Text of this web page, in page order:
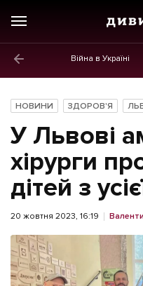
Війна в Україні
Новини
Політика
Економіка
Бізнес
Життя
Культура
Афіша
НОВИНИ ЗДОРОВ'Я
У Львові
хірурги
дітей з
20 жовтня 2023, 16:19